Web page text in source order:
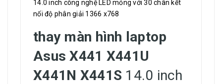
14.0 inch công nghệ LED mỏng với 30 chân kết
nối độ phân giải 1366 x768
thay màn hình laptop
Asus X441 X441U
X441N X441S 14.0 inch